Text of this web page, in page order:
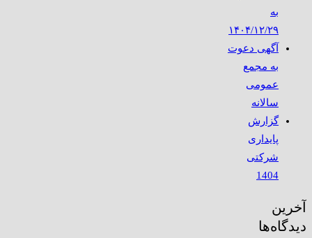
به
۱۴۰۴/۱۲/۲۹
آگهی دعوت
به مجمع
عمومی
سالانه
گزارش
پایداری
شرکتی
1404
آخرین
دیدگاه‌ها